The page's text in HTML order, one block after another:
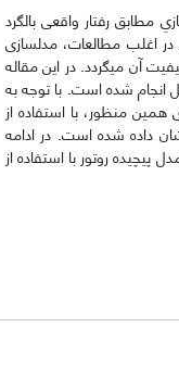
مطابق رفتار واقعی بالگرد
در اغلب مطالعات، مدلسازی
آن می­گردد. در این مقاله
با توجه به
منظور، با استفاده از
داده شده است. در ادامه
روتور با استفاده از